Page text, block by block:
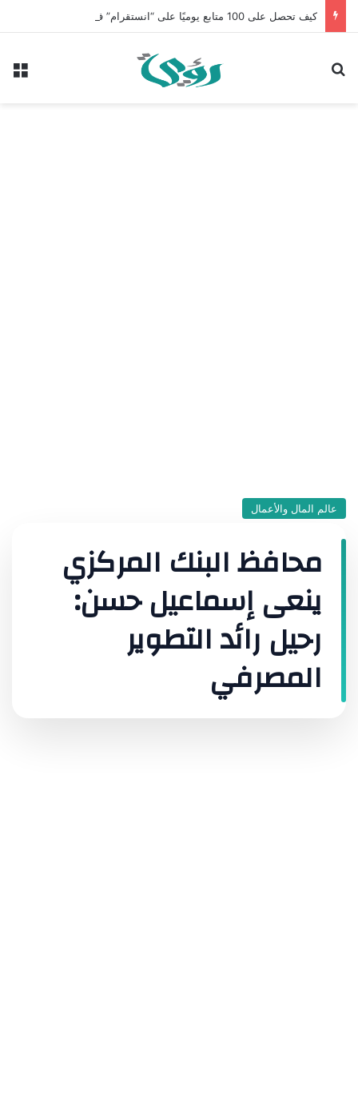
عالم المال والأعمال
محافظ البنك المركزي
ينعى إسماعيل حسن:
رحيل رائد التطوير
المصرفي